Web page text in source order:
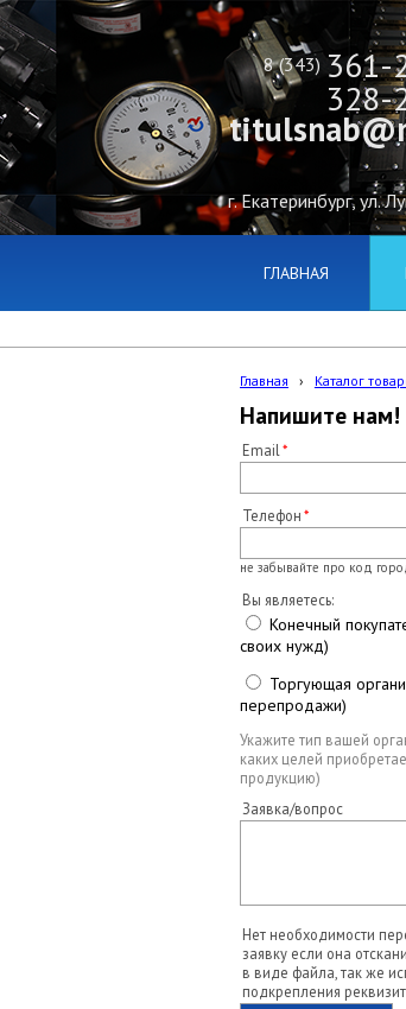
8 (343) 361-
г. Екатеринбург, ул.
328-
ГЛАВНАЯ
Главная › Каталог
Напишите нам!
Email
Телефон
не забывайте про код
Вы являетесь:
Конечный
своих нужд)
Торгующая
перепродажи)
Укажите тип вашей
каких целей
продукцию)
Заявка/вопрос
Нет необходимости
заявку если она
в виде файла, так же
подкрепления